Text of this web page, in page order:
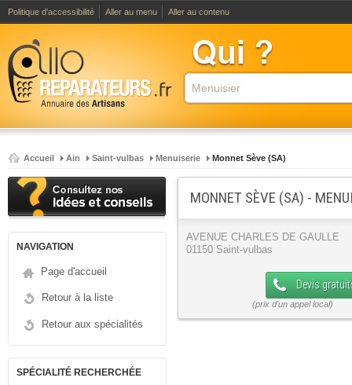
Politique d'accessibilité Aller au menu Aller au contenu
Accueil Ain Saint-vulbas Menuiserie Monnet Sève (SA)
NAVIGATION
Page d'accueil
Retour à la liste
Retour aux spécialités
SPÉCIALITÉ RECHERCHÉE
MONNET SÈVE (SA) -
AVENUE CHARLES DE GAULLE
01150 Saint-vulbas
Devis